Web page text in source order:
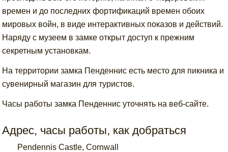
времен и до последних фортификаций времен обоих
мировых войн, в виде интерактивных показов и действий.
Наряду с музеем в замке открыт доступ к прежним
секретным установкам.
На территории замка Пенденнис есть место для пикника и
сувенирный магазин для туристов.
Часы работы замка Пенденнис уточнять на веб-сайте.
Адрес, часы работы, как добраться
Pendennis Castle, Cornwall